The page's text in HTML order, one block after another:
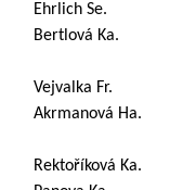
Ehrlich Se.
Bertlová
Vejvalka
Rektoříková